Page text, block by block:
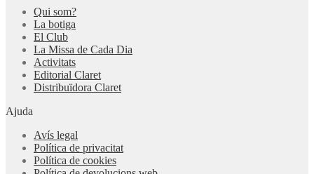
Qui som?
La botiga
El Club
La Missa de Cada Dia
Activitats
Editorial Claret
Distribuïdora Claret
Ajuda
Avís legal
Política de privacitat
Política de cookies